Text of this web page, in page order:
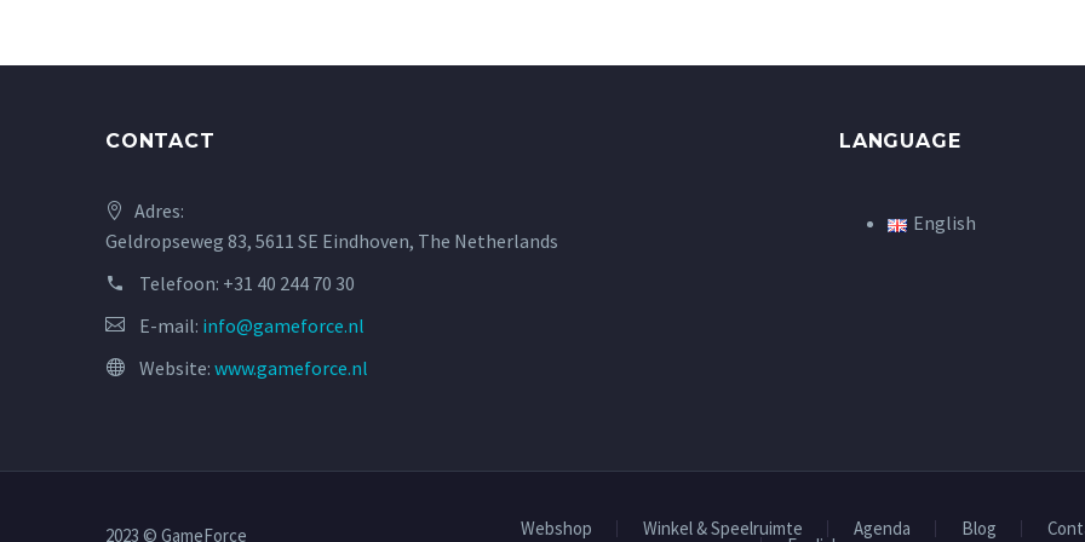
CONTACT
Adres:
Geldropseweg 83, 5611 SE Eindhoven, The Netherlands
Telefoon: +31 40 244 70 30
E-mail: info@gameforce.nl
Website: www.gameforce.nl
LANGUAGE
English
Webshop Winkel & Speelruimte Agenda Blog
2023 © GameForce